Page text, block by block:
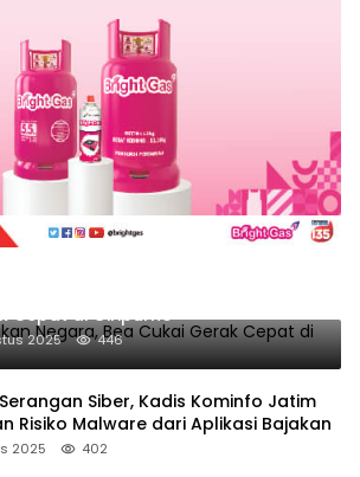
Ilegal Rugikan Negara, Bea Cukai
Cepat di Giripurno
2025 446
Siber, Kadis Kominfo Jatim
Risiko Malware dari Aplikasi Bajakan
2025 402